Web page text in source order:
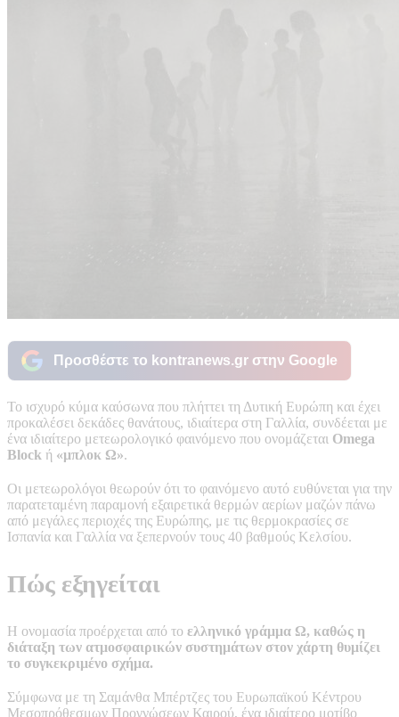
Προσθέστε το kontranews.gr στην Google
Το ισχυρό κύμα καύσωνα που πλήττει τη Δυτική Ευρώπη και έχει
προκαλέσει δεκάδες θανάτους, ιδιαίτερα στη Γαλλία, συνδέεται με
ένα ιδιαίτερο μετεωρολογικό φαινόμενο που ονομάζεται Omega
Block ή «μπλοκ Ω».
Οι μετεωρολόγοι θεωρούν ότι το φαινόμενο αυτό ευθύνεται για την
παρατεταμένη παραμονή εξαιρετικά θερμών αερίων μαζών πάνω
από μεγάλες περιοχές της Ευρώπης, με τις θερμοκρασίες σε
Ισπανία και Γαλλία να ξεπερνούν τους 40 βαθμούς Κελσίου.
Πώς εξηγείται
Η ονομασία προέρχεται από το ελληνικό γράμμα Ω, καθώς η
διάταξη των ατμοσφαιρικών συστημάτων στον χάρτη θυμίζει
το συγκεκριμένο σχήμα.
Σύμφωνα με τη Σαμάνθα Μπέρτζες του Ευρωπαϊκού Κέντρου
Μεσοπρόθεσμων Προγνώσεων Καιρού, ένα ιδιαίτερο μοτίβο